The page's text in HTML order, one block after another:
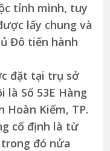
tỉnh mình, tuy
lấy chung và
Đô tiến hành
đặt tại trụ sở
là Số 53E Hàng
Hoàn Kiếm, TP.
cố định là từ
trong đó nửa